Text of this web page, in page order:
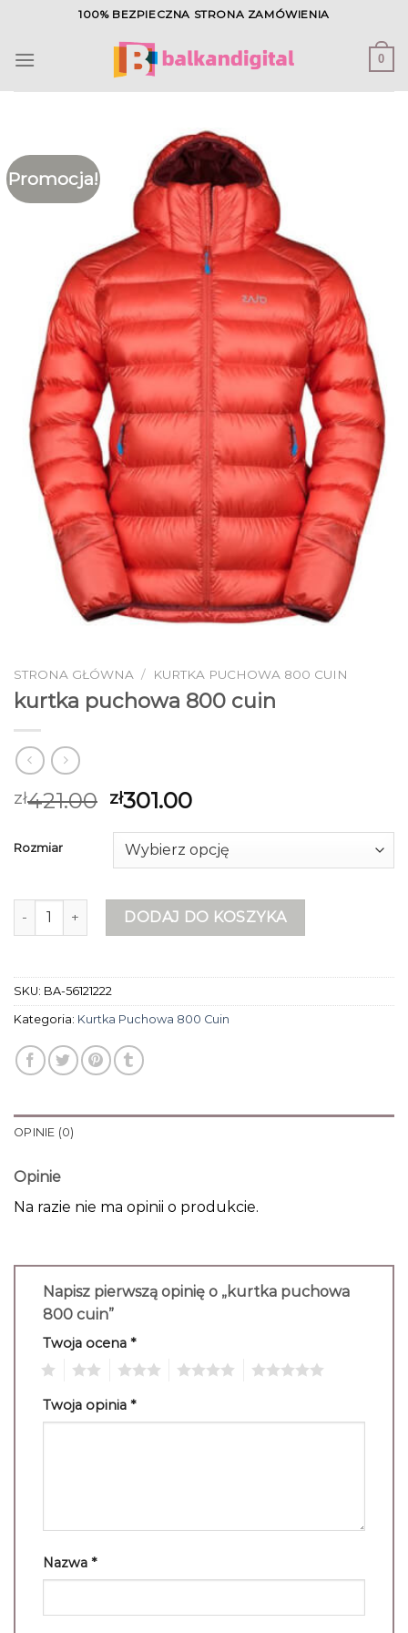
content
100% BEZPIECZNA STRONA ZAMÓWIENIA
0
Promocja!
STRONA GŁÓWNA / KURTKA PUCHOWA 800 CUIN
kurtka puchowa 800 cuin
zł421.00 zł301.00
Rozmiar
ilość kurtka puchowa 800 cuin
DODAJ DO KOSZYKA
SKU: BA-56121222
Kategoria: Kurtka Puchowa 800 Cuin
OPINIE (0)
Opinie
Na razie nie ma opinii o produkcie.
Napisz pierwszą opinię o „kurtka puchowa
800 cuin”
Twoja ocena *
Twoja opinia *
Nazwa *